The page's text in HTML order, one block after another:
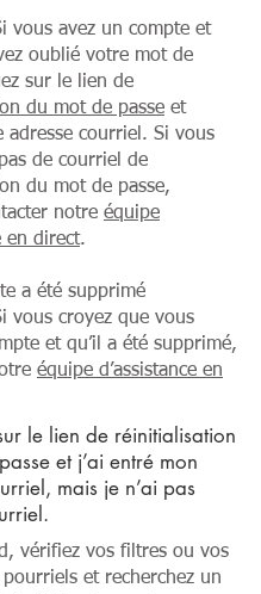
vous avez un compte et
oublié votre mot de
sur le lien de
du mot de passe et
adresse courriel. Si vous
de courriel de
du mot de passe,
notre équipe
en direct.
a été supprimé
vous croyez que vous
et qu’il a été supprimé,
équipe d’assistance en
le lien de réinitialisation
et j’ai entré mon
mais je n’ai pas
vérifiez vos filtres ou vos
et recherchez un